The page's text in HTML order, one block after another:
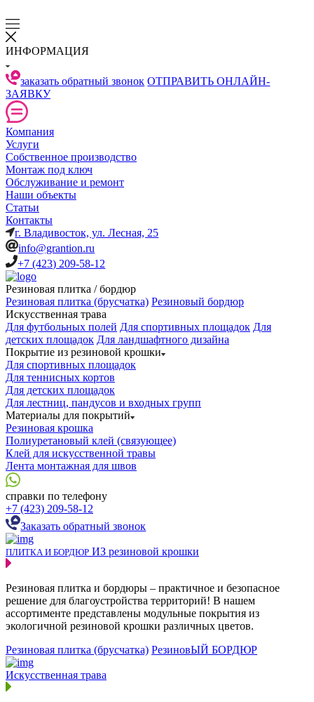
ИНФОРМАЦИЯ
заказать обратный звонок ОТПРАВИТЬ ОНЛАЙН-
ЗАЯВКУ
Компания
Услуги
Собственное производство
Монтаж под ключ
Обслуживание и ремонт
Наши объекты
Статьи
Контакты
г. Владивосток, ул. Лесная, 25
info@grantion.ru
+7 (423) 209-58-12
Резиновая плитка / бордюр
Резиновая плитка (брусчатка) Резиновый бордюр
Искусственная трава
Для футбольных полей Для спортивных площадок Для
детских площадок Для ландшафтного дизайна
Покрытие из резиновой крошки
Для спортивных площадок
Для теннисных кортов
Для детских площадок
Для лестниц, пандусов и входных групп
Материалы для покрытий
Резиновая крошка
Полиуретановый клей (связующее)
Клей для искусственной травы
Лента монтажная для швов
справки по телефону
+7 (423) 209-58-12
Заказать обратный звонок
ПЛИТКА И БОРДЮР ИЗ резиновой крошки
Резиновая плитка и бордюры – практичное и безопасное
решение для благоустройства территорий! В нашем
ассортименте представлены модульные покрытия из
экологичной резиновой крошки различных цветов.
Резиновая плитка (брусчатка) РезиновЫЙ БОРДЮР
Искусственная трава